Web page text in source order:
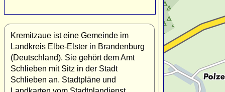
Kremitzaue ist eine Gemeinde im
Landkreis Elbe-Elster in Brandenburg
(Deutschland). Sie gehört dem Amt
Schlieben mit Sitz in der Stadt
Schlieben an. Stadtpläne und